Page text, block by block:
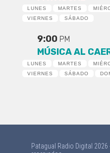
LUNES MARTES
VIERNES
SÁBADO
9:00 PM
MÚSICA AL
LUNES MARTES
VIERNES
SÁBADO
Patagual Radio Digital